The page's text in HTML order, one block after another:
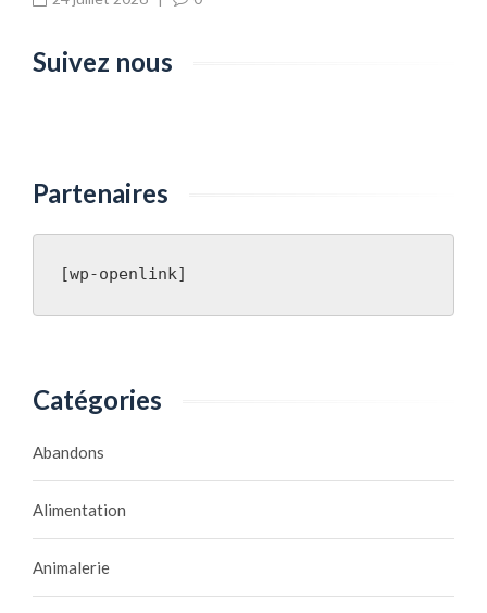
Suivez nous
Partenaires
[wp-openlink]
Catégories
Abandons
Alimentation
Animalerie